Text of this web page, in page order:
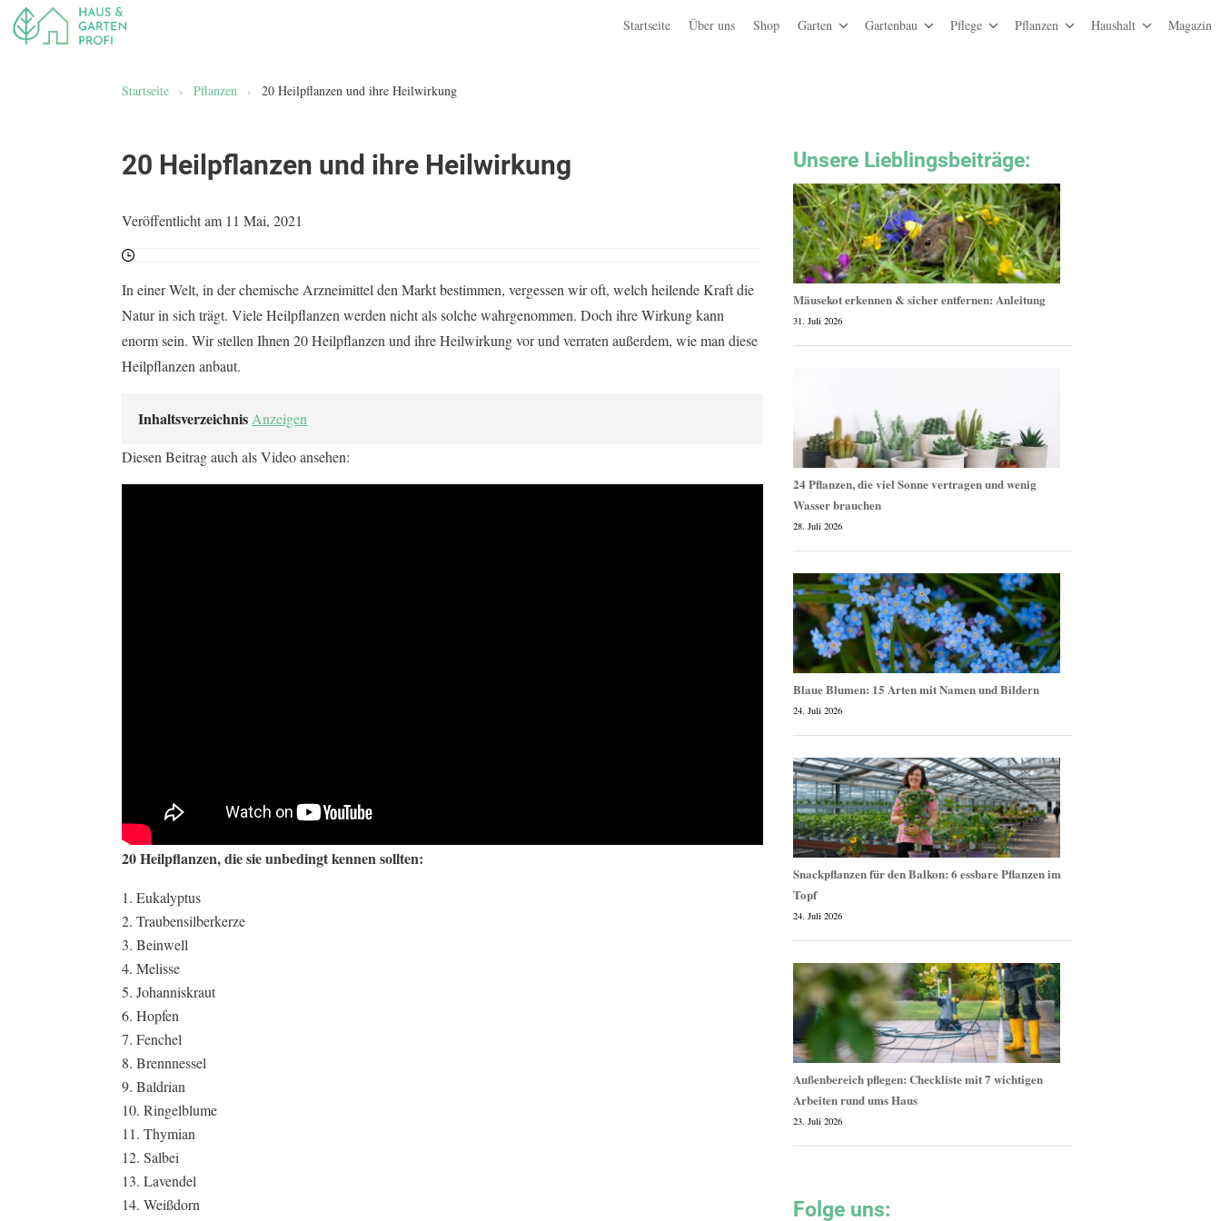
Startseite Über uns Shop Garten Gartenbau Pflege Pflanzen Haushalt Magazin
Startseite › Pflanzen › 20 Heilpflanzen und ihre Heilwirkung
20 Heilpflanzen und ihre Heilwirkung
Veröffentlicht am 11 Mai, 2021
In einer Welt, in der chemische Arzneimittel den Markt bestimmen, vergessen wir oft, welch heilende Kraft die
Natur in sich trägt. Viele Heilpflanzen werden nicht als solche wahrgenommen. Doch ihre Wirkung kann
enorm sein. Wir stellen Ihnen 20 Heilpflanzen und ihre Heilwirkung vor und verraten außerdem, wie man diese
Heilpflanzen anbaut.
Inhaltsverzeichnis Anzeigen
Diesen Beitrag auch als Video ansehen:
20 Heilpflanzen, die sie unbedingt kennen sollten:
Eukalyptus
Traubensilberkerze
Beinwell
Melisse
Johanniskraut
Hopfen
Fenchel
Brennnessel
Baldrian
Ringelblume
Thymian
Salbei
Lavendel
Weißdorn
Unsere Lieblingsbeiträge:
Mäusekot erkennen & sicher entfernen: Anleitung
31. Juli 2026
24 Pflanzen, die viel Sonne vertragen und wenig
Wasser brauchen
28. Juli 2026
Blaue Blumen: 15 Arten mit Namen und Bildern
24. Juli 2026
Snackpflanzen für den Balkon: 6 essbare Pflanzen im
Topf
24. Juli 2026
Außenbereich pflegen: Checkliste mit 7 wichtigen
Arbeiten rund ums Haus
23. Juli 2026
Folge uns: